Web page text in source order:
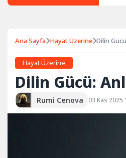
Ana Sayfa Hayat Üzerine Dilin
Hayat Üzerine
Dilin Gücü:
Rumi Cenova 03 Kas 2025